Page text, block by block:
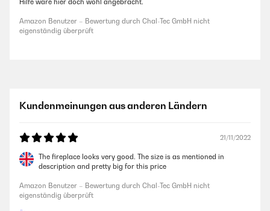
Hilfe wäre hier doch wohl angebracht.
Amazon Benutzer – Bewertung durch Chal-Tec GmbH nicht
eigenständig überprüft
Kundenmeinungen aus anderen Ländern
21/11/2022
The fireplace looks very good. The size is as mentioned in
description and pretty big for this price
Amazon Benutzer – Bewertung durch Chal-Tec GmbH nicht
eigenständig überprüft